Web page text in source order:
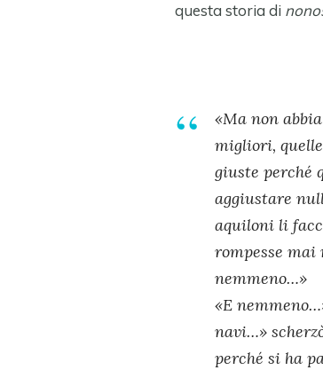
questa storia di
«Ma non
migliori,
giuste perché
aggiustare
aquiloni li
rompesse
nemmeno…»
«E
navi…»
perché si ha